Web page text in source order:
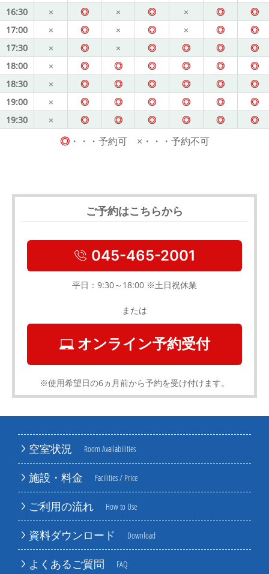
空室状況 Room Availabilities
施設・料金 Facilities / Price
ご利用の流れ How to Use
資料ダウンロード Download
よくあるご質問 FAQ
16:30
× ◎ × ◎ × ◎
◎
17:00
× ◎ × ◎ × ◎
◎
17:30
× ◎ × ◎ ◎ ◎
◎
18:00
× ◎ ◎ ◎ ◎ ◎
◎
18:30
× ◎ ◎ ◎ ◎ ◎
◎
19:00
× ◎ ◎ ◎ ◎ ◎
◎
19:30
× ◎ ◎ ◎ ◎ ◎ ◎
◎・・・予約可 ×・・・予約不可
ご予約はこちらから
045-465-2001
平日：9:30～18:00 ※土日祝休業
または
オンライン予約受付
※使用希望日の6ヵ月前から予約を受け付けます。